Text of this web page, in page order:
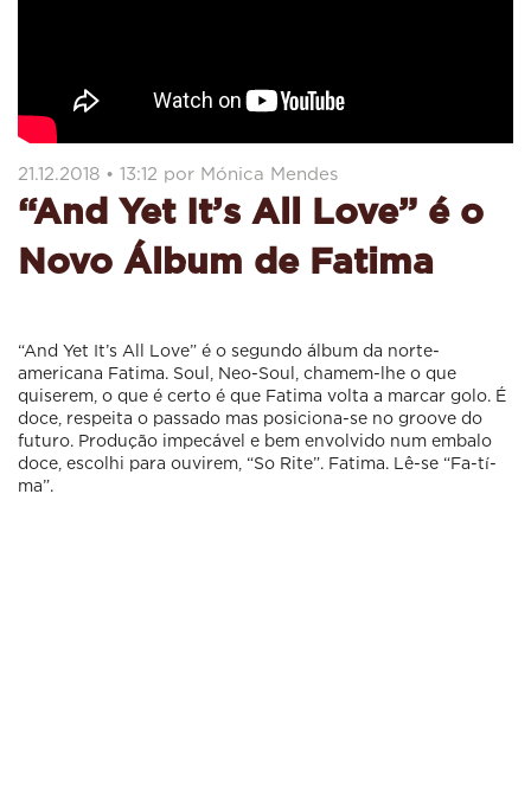
21.12.2018 • 13:12 por Mónica Mendes
“And Yet It’s All Love” é o
Novo Álbum de Fatima
“And Yet It’s All Love” é o segundo álbum da norte-
americana Fatima. Soul, Neo-Soul, chamem-lhe o que
quiserem, o que é certo é que Fatima volta a marcar golo. É
doce, respeita o passado mas posiciona-se no groove do
futuro. Produção impecável e bem envolvido num embalo
doce, escolhi para ouvirem, “So Rite”. Fatima. Lê-se “Fa-tí-
ma”.